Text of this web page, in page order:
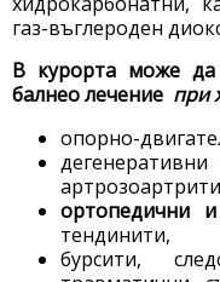
газ-въглероден
В курорта може да
балнео лечение при
опорно-
ортопедични
тендинити,
бурсити,